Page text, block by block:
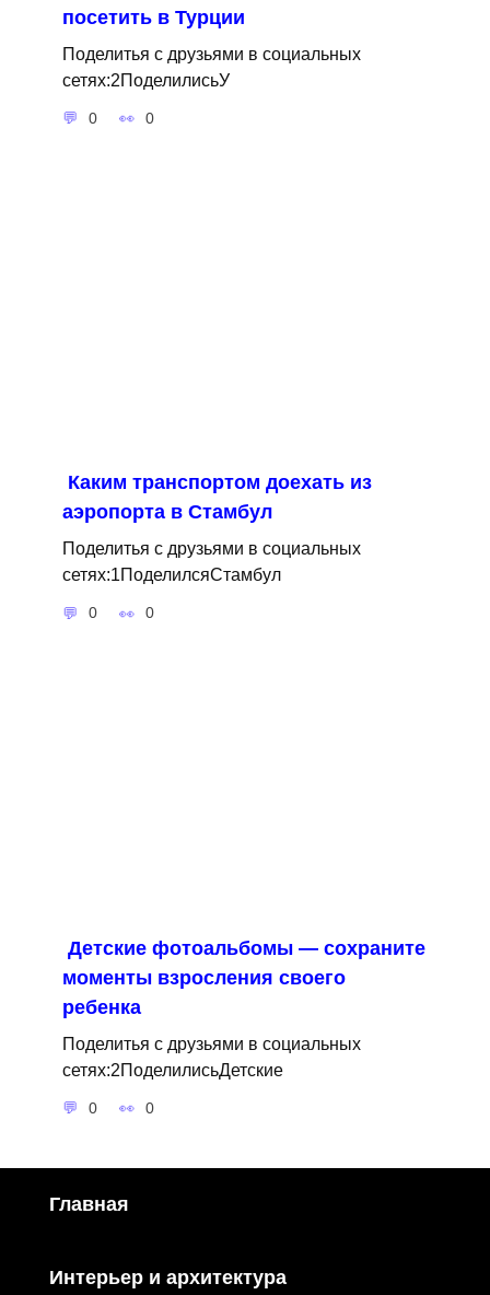
посетить в Турции
Поделитья с друзьями в социальных
сетях:2ПоделилисьУ
0 0
Каким транспортом доехать из
аэропорта в Стамбул
Поделитья с друзьями в социальных
сетях:1ПоделилсяСтамбул
0 0
Детские фотоальбомы — сохраните
моменты взросления своего
ребенка
Поделитья с друзьями в социальных
сетях:2ПоделилисьДетские
0 0
Главная
Интерьер и архитектура